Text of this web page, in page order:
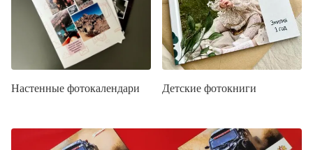
Настенные фотокалендари Детские фотокниги